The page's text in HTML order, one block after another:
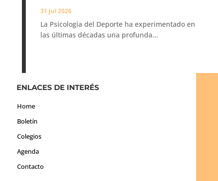
31 Jul 2026
La Psicología del Deporte ha experimentado en
las últimas décadas una profunda...
ENLACES DE INTERÉS
Home
Boletín
Colegios
Agenda
Contacto